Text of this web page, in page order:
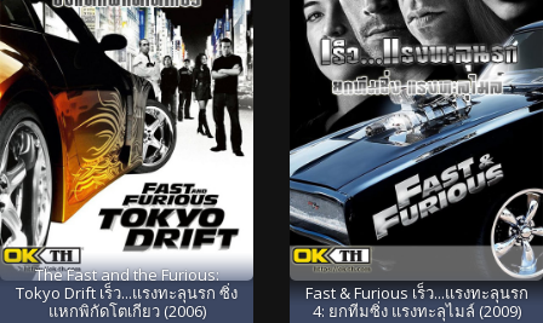
The Fast and the Furious:
Tokyo Drift เร็ว...แรงทะลุนรก ซิ่ง
แหกพิกัดโตเกียว (2006)
Fast & Furious เร็ว...แรงทะลุนรก
4: ยกทีมซิ่ง แรงทะลุไมล์ (2009)